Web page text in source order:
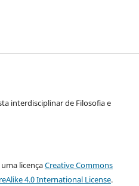
interdisciplinar de Filosofia e
licençaCreative Commons
4.0 International License.